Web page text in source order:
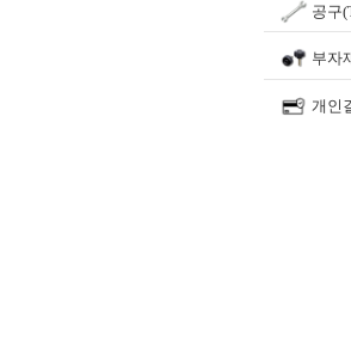
공구
부자
개인